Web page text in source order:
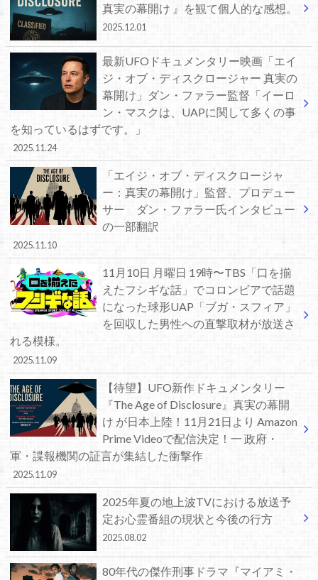
真実の幕開け 』を観て個人的な感想。
2025.12.01
最新UFOドキュメンタリー映画「エイ
ジ・オブ・ディスクロージャー 真実の
幕開け」ダン・ファラー監督「イーロ
ン・マスクは、UAPに関して多くの事
を知っているはずです。」
2025.11.24
「エイジ・オブ・ディスクロージャ
ー：真実の幕開け」監督、プロデュー
サー ダン・ファラー氏インタビュー
の一部翻訳
2025.11.10
11月10日 月曜日 19時〜TBS「口を揃
えたフシギな話」でコロンビアで話題
になった球形UAP「ブガ・スフィア」
を回収した男性への直撃取材が放送さ
れる模様。
2025.11.09
【待望】UFO新作ドキュメンタリー
『The Age of Disclosure』真実の幕開
け が日本上陸！11月21日より Amazon
Prime Videoで配信決定！一 政府・
軍・諜報機関の証言が集結した衝撃作
2025.11.09
2025年夏の地上波TVにおける放送予
定お心霊番組の現状と今後の行方
2025.08.02
80年代の傑作刑事ドラマ『マイアミ・